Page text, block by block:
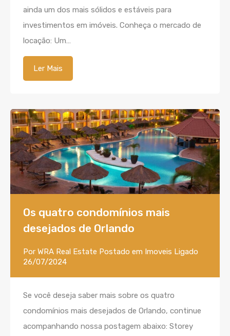
ainda um dos mais sólidos e estáveis para
investimentos em imóveis. Conheça o mercado de
locação: Um…
Ler Mais
Os quatro condomínios mais
desejados de Orlando
Por WRA Real Estate Postado em Imoveis Ligado
26/07/2024
Se você deseja saber mais sobre os quatro
condomínios mais desejados de Orlando, continue
acompanhando nossa postagem abaixo: Storey